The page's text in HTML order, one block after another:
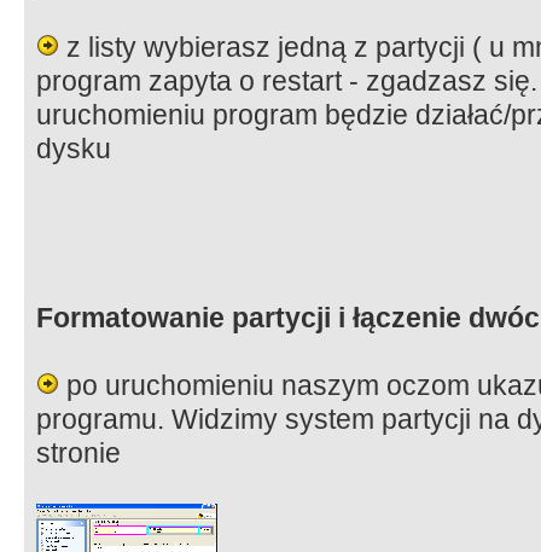
z listy wybierasz jedną z partycji ( u
program zapyta o restart - zgadzasz
uruchomieniu program będzie działać/
dysku
Formatowanie partycji i łączenie
po uruchomieniu naszym oczom
programu. Widzimy system partycji na
stronie